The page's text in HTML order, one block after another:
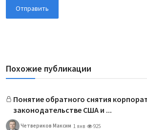
Отправить
Похожие публикации
Понятие обратного снятия
законодательстве США и ...
Четвериков Максим 1 янв 925